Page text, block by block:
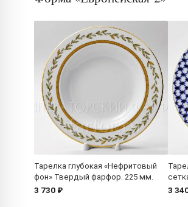
Тарелка глубокая «Нефритовый
фон» Твердый фарфор. 225 мм.
3 730 ₽ 3